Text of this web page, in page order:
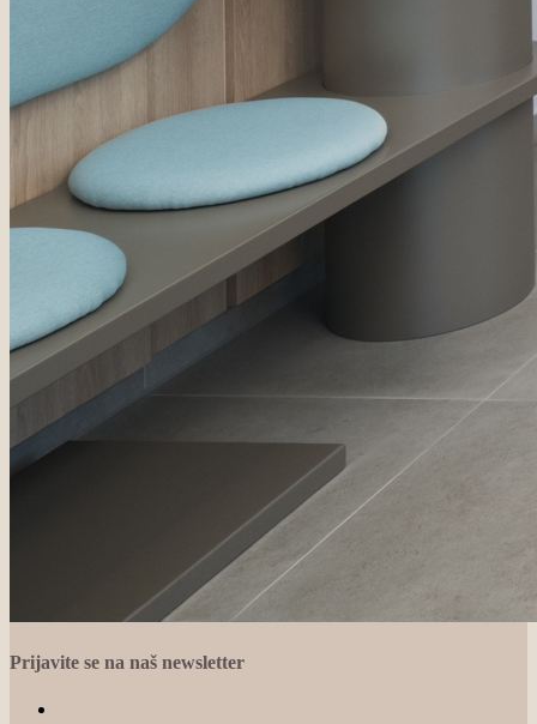
Prijavite se na naš newsletter